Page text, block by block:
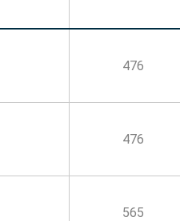
476
476
565